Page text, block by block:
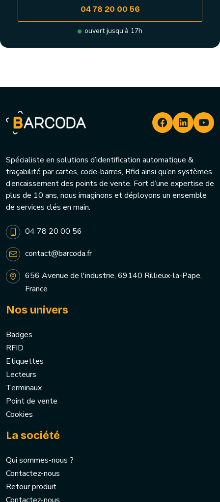
04 78 20 00 56
ouvert jusqu'à 17h
Spécialiste en solutions d’identification automatique &
traçabilité par cartes, code-barres, Rfid ainsi qu’en systèmes
d’encaissement des points de vente. Fort d’une expertise de
plus de 10 ans, nous imaginons et déployons un ensemble
de services clés en main.
04 78 20 00 56
contact@barcoda.fr
656 Avenue de l'industrie, 69140 Rillieux-la-Pape,
France
Nos univers
Badges
RFID
Etiquettes
Lecteurs
Terminaux
Point de vente
Cookies
La société
Qui sommes-nous ?
Contactez-nous
Retour produit